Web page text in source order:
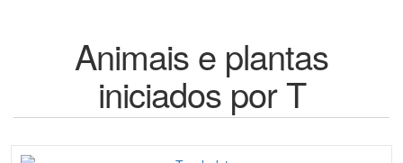
Animais e plantas
iniciados por T